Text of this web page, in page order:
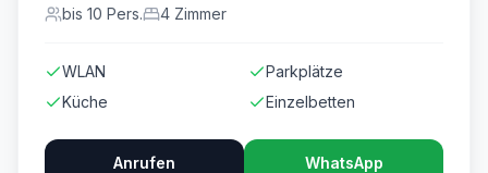
bis 10 Pers. 4 Zimmer
WLAN
Parkplätze
Küche
Einzelbetten
Anrufen WhatsApp